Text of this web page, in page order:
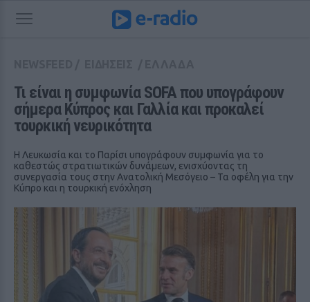
Τι είναι η συμφωνία SOFA που υπογράφουν
σήμερα Κύπρος και Γαλλία και προκαλεί
τουρκική νευρικότητα
Η Λευκωσία και το Παρίσι υπογράφουν συμφωνία για το
καθεστώς στρατιωτικών δυνάμεων, ενισχύοντας τη
συνεργασία τους στην Ανατολική Μεσόγειο – Τα οφέλη για την
Κύπρο και η τουρκική ενόχληση